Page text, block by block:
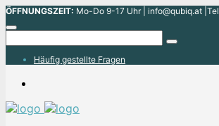
ÖFFNUNGSZEIT: Mo-Do 9-17 Uhr | info@qubiq.at
Häufig gestellte Fragen